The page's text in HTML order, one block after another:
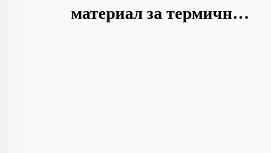
материал за термична